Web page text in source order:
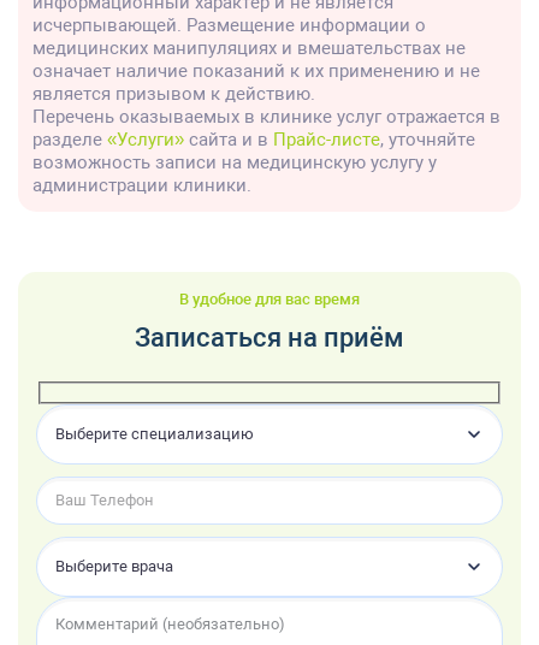
исчерпывающей. Размещение информации о
медицинских манипуляциях и вмешательствах не
означает наличие показаний к их применению и не
является призывом к действию.
Перечень оказываемых в клинике услуг отражается в
разделе «Услуги» сайта и в Прайс-листе, уточняйте
возможность записи на медицинскую услугу у
администрации клиники.
В удобное для вас время
Записаться на приём
Выберите специализацию
Выберите врача